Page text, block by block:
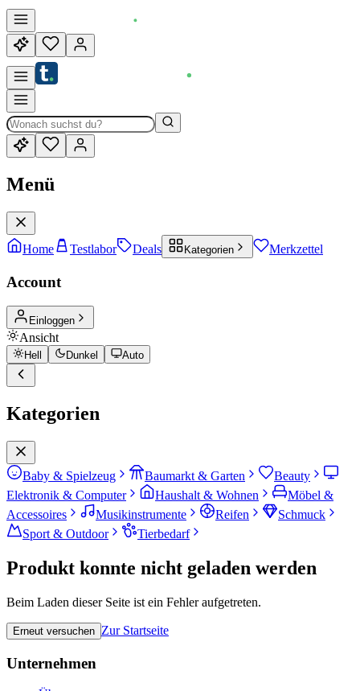
Menü
Home Testlabor Deals Kategorien Merkzettel
Account
Einloggen
Ansicht
Hell Dunkel Auto
Kategorien
Baby & Spielzeug Baumarkt & Garten
Beauty
Elektronik & Computer
Haushalt & Wohnen
Möbel &
Accessoires
Musikinstrumente Reifen
Schmuck
Sport & Outdoor
Tierbedarf
Produkt konnte nicht geladen werden
Beim Laden dieser Seite ist ein Fehler aufgetreten.
Erneut versuchen Zur Startseite
Unternehmen